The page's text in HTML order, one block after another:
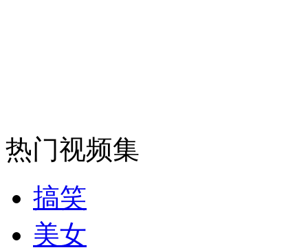
司机酒驾遇交警 急速倒车逃窜
热门视频集
搞笑
美女